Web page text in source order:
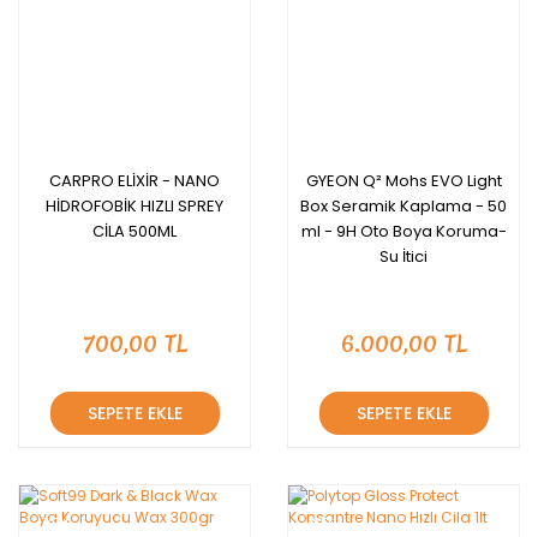
CARPRO ELİXİR - NANO
HİDROFOBİK HIZLI SPREY
CİLA 500ML
700,00 TL
SEPETE EKLE
GYEON Q² Mohs EVO Light
Box Seramik Kaplama - 50
ml - 9H Oto Boya Koruma-
Su İtici
6.000,00 TL
SEPETE EKLE
YENİ YENİ